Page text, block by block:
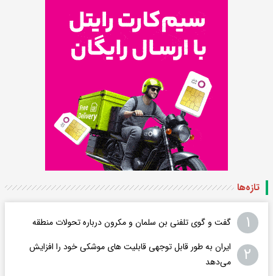
تازه‌ها
۱ گفت و گوی تلفنی بن سلمان و مکرون درباره تحولات منطقه
۲
ایران به طور قابل توجهی قابلیت های موشکی خود را افزایش
می‌دهد